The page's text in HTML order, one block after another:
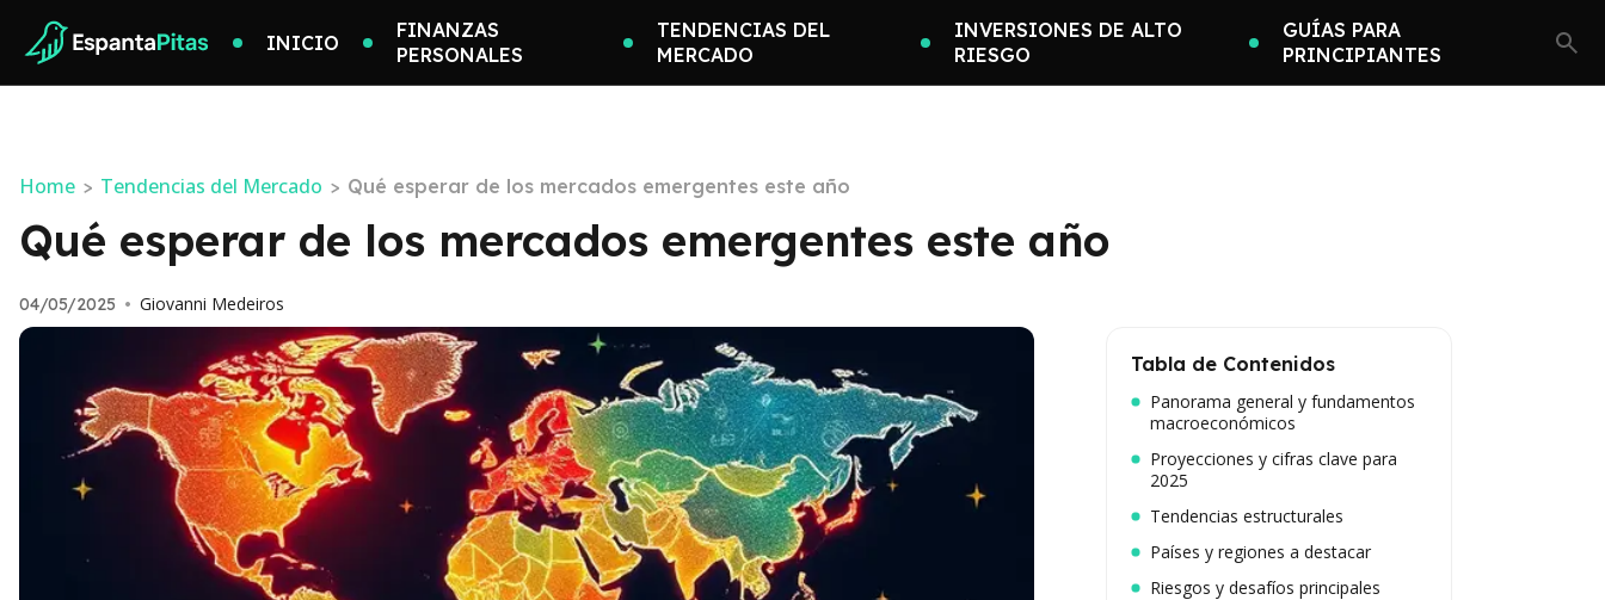
INICIO
FINANZAS
PERSONALES
TENDENCIAS DEL
MERCADO
INVERSIONES DE ALTO
RIESGO
GUÍAS PARA
PRINCIPIANTES
Home > Tendencias del Mercado > Qué esperar de los mercados emergentes este año
Qué esperar de los mercados emergentes este año
04/05/2025 • Giovanni Medeiros
Tabla de Contenidos
Panorama general y fundamentos
macroeconómicos
Proyecciones y cifras clave para
2025
Tendencias estructurales
Países y regiones a destacar
Riesgos y desafíos principales